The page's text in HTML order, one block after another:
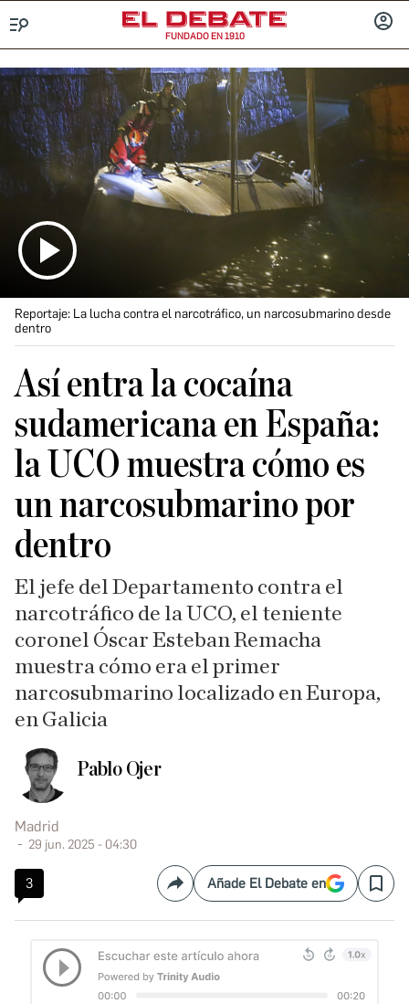
FUNDADO EN 1910
Reportaje: La lucha contra el narcotráfico, un narcosubmarino desde
dentro
Así entra la cocaína
sudamericana en España:
la UCO muestra cómo es
un narcosubmarino por
dentro
El jefe del Departamento contra el
narcotráfico de la UCO, el teniente
coronel Óscar Esteban Remacha
muestra cómo era el primer
narcosubmarino localizado en Europa,
en Galicia
Pablo Ojer
Madrid
29 jun. 2025 - 04:30
3 CompartirAñade El Debate en Save